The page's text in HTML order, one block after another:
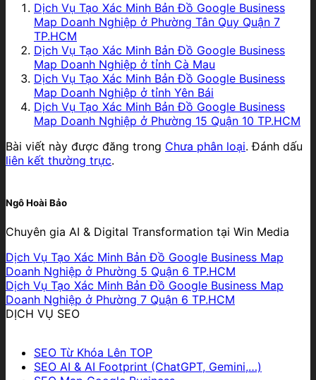
Dịch Vụ Tạo Xác Minh Bản Đồ Google Business
Map Doanh Nghiệp ở Phường Tân Quy Quận 7
TP.HCM
Dịch Vụ Tạo Xác Minh Bản Đồ Google Business
Map Doanh Nghiệp ở tỉnh Cà Mau
Dịch Vụ Tạo Xác Minh Bản Đồ Google Business
Map Doanh Nghiệp ở tỉnh Yên Bái
Dịch Vụ Tạo Xác Minh Bản Đồ Google Business
Map Doanh Nghiệp ở Phường 15 Quận 10 TP.HCM
Bài viết này được đăng trong Chưa phân loại. Đánh dấu
liên kết thường trực.
Ngô Hoài Bảo
Chuyên gia AI & Digital Transformation tại Win Media
Dịch Vụ Tạo Xác Minh Bản Đồ Google Business Map
Doanh Nghiệp ở Phường 5 Quận 6 TP.HCM
Dịch Vụ Tạo Xác Minh Bản Đồ Google Business Map
Doanh Nghiệp ở Phường 7 Quận 6 TP.HCM
DỊCH VỤ SEO
SEO Từ Khóa Lên TOP
SEO AI & AI Footprint (ChatGPT, Gemini,…)